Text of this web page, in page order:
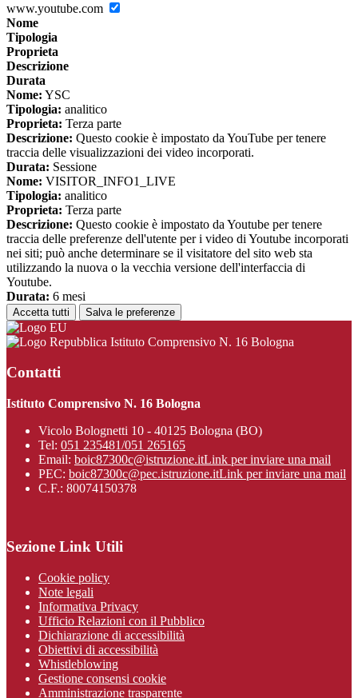
www.youtube.com
Nome
Tipologia
Proprieta
Descrizione
Durata
Nome: YSC
Tipologia: analitico
Proprieta: Terza parte
Descrizione: Questo cookie è impostato da YouTube per tenere
traccia delle visualizzazioni dei video incorporati.
Durata: Sessione
Nome: VISITOR_INFO1_LIVE
Tipologia: analitico
Proprieta: Terza parte
Descrizione: Questo cookie è impostato da Youtube per tenere
traccia delle preferenze dell'utente per i video di Youtube incorporati
nei siti; può anche determinare se il visitatore del sito web sta
utilizzando la nuova o la vecchia versione dell'interfaccia di
Youtube.
Durata: 6 mesi
Accetta tutti Salva le preferenze
Istituto Comprensivo N. 16 Bologna
Contatti
Istituto Comprensivo N. 16 Bologna
Vicolo Bolognetti 10 - 40125 Bologna (BO)
Tel: 051 235481/051 265165
Email: boic87300c@istruzione.itLink per inviare una mail
PEC: boic87300c@pec.istruzione.itLink per inviare una mail
C.F.: 80074150378
Sezione Link Utili
Cookie policy
Note legali
Informativa Privacy
Ufficio Relazioni con il Pubblico
Dichiarazione di accessibilità
Obiettivi di accessibilità
Whistleblowing
Gestione consensi cookie
Amministrazione trasparente